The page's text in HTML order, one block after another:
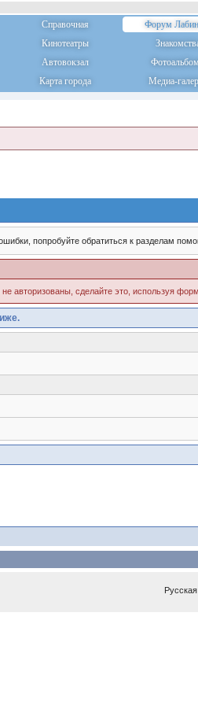
Справочная Форум
Кинотеатры
Автовокзал
Карта города Медиа-
попробуйте обратиться к разделам
авторизованы, сделайте это, используя